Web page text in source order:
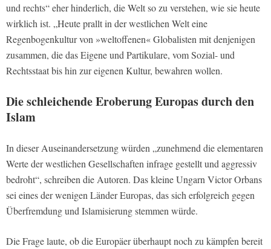
und rechts“ eher hinderlich, die Welt so zu verstehen, wie sie heute
wirklich ist. „Heute prallt in der westlichen Welt eine
Regenbogenkultur von »weltoffenen« Globalisten mit denjenigen
zusammen, die das Eigene und Partikulare, vom Sozial- und
Rechtsstaat bis hin zur eigenen Kultur, bewahren wollen.
Die schleichende Eroberung Europas durch den
Islam
In dieser Auseinandersetzung würden „zunehmend die elementaren
Werte der westlichen Gesellschaften infrage gestellt und aggressiv
bedroht“, schreiben die Autoren. Das kleine Ungarn Victor Orbans
sei eines der wenigen Länder Europas, das sich erfolgreich gegen
Überfremdung und Islamisierung stemmen würde.
Die Frage laute, ob die Europäer überhaupt noch zu kämpfen bereit